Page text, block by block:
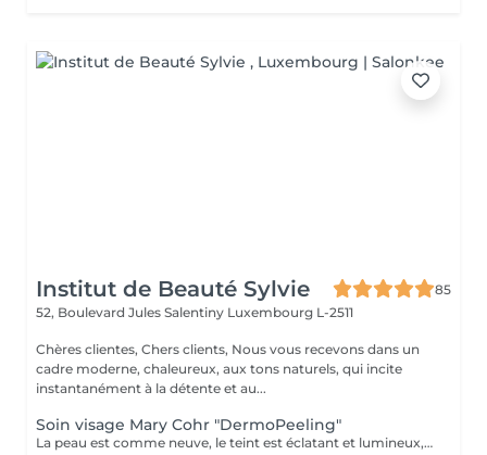
Institut de Beauté Sylvie
85
52, Boulevard Jules Salentiny Luxembourg L-2511
Chères clientes, Chers clients, Nous vous recevons dans un
cadre moderne, chaleureux, aux tons naturels, qui incite
instantanément à la détente et au...
Soin visage Mary Cohr "DermoPeeling"
La peau est comme neuve, le teint est éclatant et lumineux, le visage parait visiblement plus jeune et les tâches brunes sont atténuées.